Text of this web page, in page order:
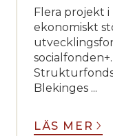
Flera projekt i
ekonomiskt
Blekinges ...
LÄS MER